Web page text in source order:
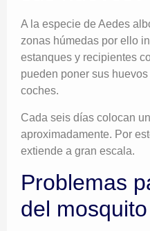
A la especie de Aedes
zonas húmedas por ello
estanques y recipientes
pueden poner sus
coches.
Cada seis días colocan
aproximadamente. Por
extiende a gran escala.
Problemas
del